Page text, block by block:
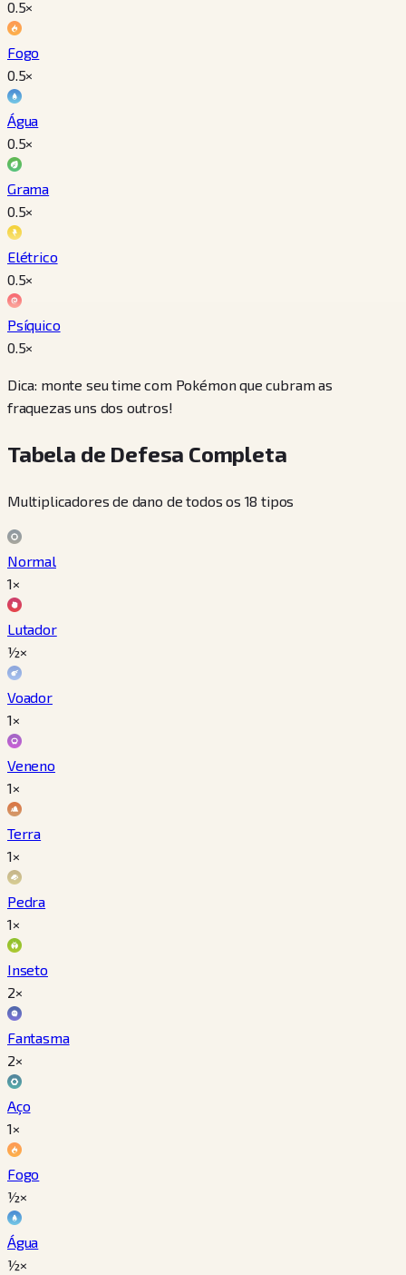
0.5×
Fogo
0.5×
Água
0.5×
Grama
0.5×
Elétrico
0.5×
Psíquico
0.5×
Dica: monte seu time com Pokémon que cubram as
fraquezas uns dos outros!
Tabela de Defesa Completa
Multiplicadores de dano de todos os 18 tipos
Normal
1×
Lutador
½×
Voador
1×
Veneno
1×
Terra
1×
Pedra
1×
Inseto
2×
Fantasma
2×
Aço
1×
Fogo
½×
Água
½×